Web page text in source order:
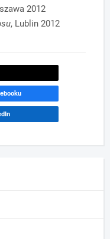
2012
, Lublin 2012